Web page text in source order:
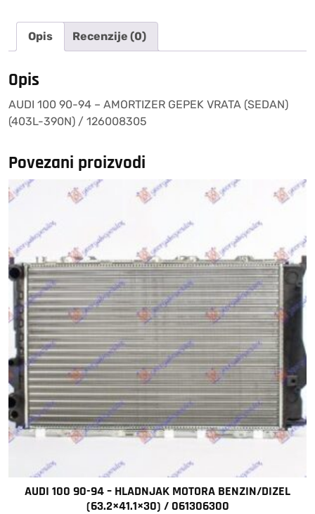
AMORTIZER
GEPEK
VRATA
(SEDAN)
(403L-
390N)
/
količina
Opis Recenzije (0)
Opis
AUDI 100 90-94 – AMORTIZER GEPEK VRATA (SEDAN)
(403L-390N) / 126008305
Povezani proizvodi
AUDI 100 90-94 – HLADNJAK MOTORA BENZIN/DIZEL
(63.2×41.1×30) / 061306300